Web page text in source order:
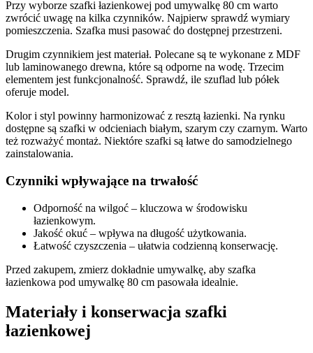
Przy wyborze szafki łazienkowej pod umywalkę 80 cm warto
zwrócić uwagę na kilka czynników. Najpierw sprawdź wymiary
pomieszczenia. Szafka musi pasować do dostępnej przestrzeni.
Drugim czynnikiem jest materiał. Polecane są te wykonane z MDF
lub laminowanego drewna, które są odporne na wodę. Trzecim
elementem jest funkcjonalność. Sprawdź, ile szuflad lub półek
oferuje model.
Kolor i styl powinny harmonizować z resztą łazienki. Na rynku
dostępne są szafki w odcieniach białym, szarym czy czarnym. Warto
też rozważyć montaż. Niektóre szafki są łatwe do samodzielnego
zainstalowania.
Czynniki wpływające na trwałość
Odporność na wilgoć – kluczowa w środowisku
łazienkowym.
Jakość okuć – wpływa na długość użytkowania.
Łatwość czyszczenia – ułatwia codzienną konserwację.
Przed zakupem, zmierz dokładnie umywalkę, aby szafka
łazienkowa pod umywalkę 80 cm pasowała idealnie.
Materiały i konserwacja szafki
łazienkowej